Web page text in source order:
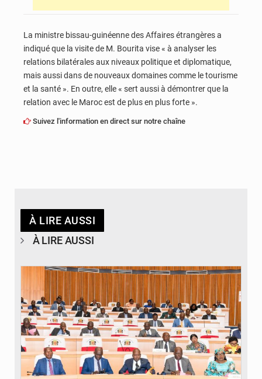
La ministre bissau-guinéenne des Affaires étrangères a
indiqué que la visite de M. Bourita vise « à analyser les
relations bilatérales aux niveaux politique et diplomatique,
mais aussi dans de nouveaux domaines comme le tourisme
et la santé ». En outre, elle « sert aussi à démontrer que la
relation avec le Maroc est de plus en plus forte ».
Suivez l'information en direct sur notre chaîne
À LIRE AUSSI
À LIRE AUSSI